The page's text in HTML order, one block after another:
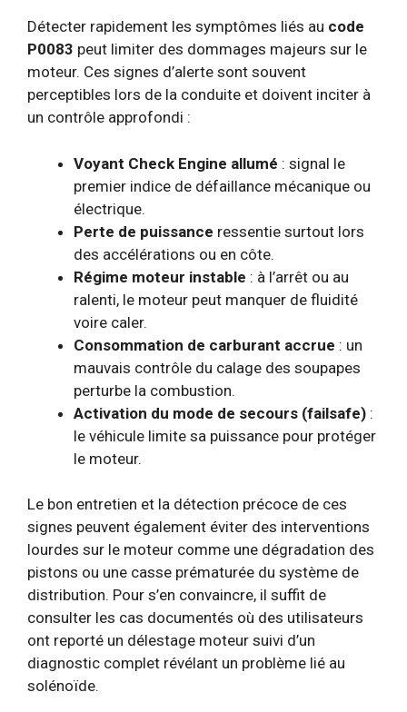
Détecter rapidement les symptômes liés au code
P0083 peut limiter des dommages majeurs sur le
moteur. Ces signes d’alerte sont souvent
perceptibles lors de la conduite et doivent inciter à
un contrôle approfondi :
Voyant Check Engine allumé : signal le
premier indice de défaillance mécanique ou
électrique.
Perte de puissance ressentie surtout lors
des accélérations ou en côte.
Régime moteur instable : à l’arrêt ou au
ralenti, le moteur peut manquer de fluidité
voire caler.
Consommation de carburant accrue : un
mauvais contrôle du calage des soupapes
perturbe la combustion.
Activation du mode de secours (failsafe) :
le véhicule limite sa puissance pour protéger
le moteur.
Le bon entretien et la détection précoce de ces
signes peuvent également éviter des interventions
lourdes sur le moteur comme une dégradation des
pistons ou une casse prématurée du système de
distribution. Pour s’en convaincre, il suffit de
consulter les cas documentés où des utilisateurs
ont reporté un délestage moteur suivi d’un
diagnostic complet révélant un problème lié au
solénoïde.